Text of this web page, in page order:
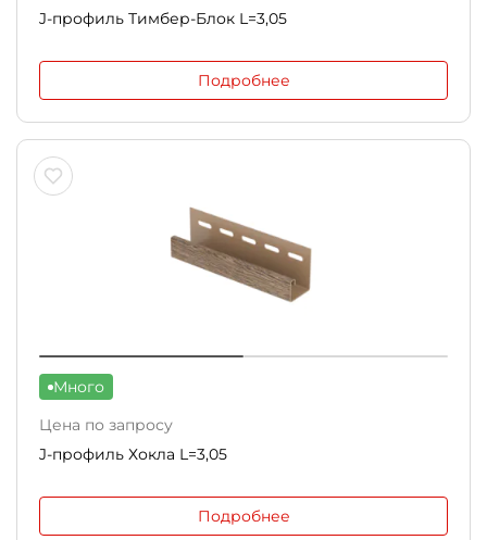
J-профиль Тимбер-Блок L=3,05
Подробнее
Много
Цена по запросу
J-профиль Хокла L=3,05
Подробнее